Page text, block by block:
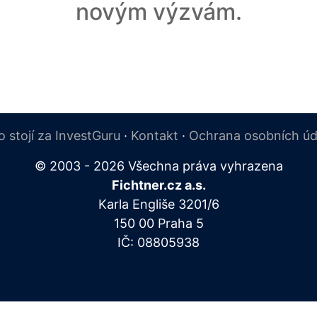
novým výzvám.
stojí za InvestGuru · Kontakt · Ochrana osobních
© 2003 - 2026 Všechna práva vyhrazena
Fichtner.cz a.s.
Karla Engliše 3201/6
150 00 Praha 5
IČ: 08805938